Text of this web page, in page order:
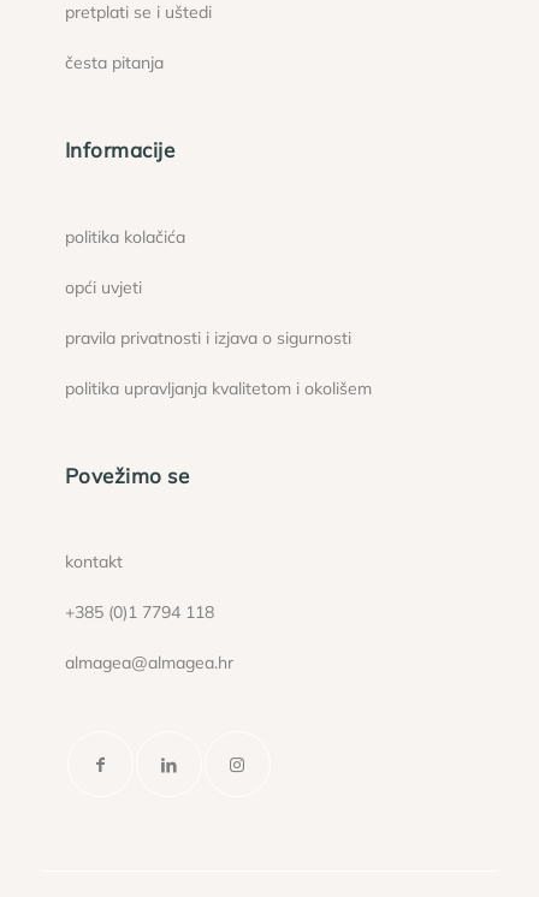
pretplati se i uštedi
česta pitanja
Informacije
politika kolačića
opći uvjeti
pravila privatnosti i izjava o sigurnosti
politika upravljanja kvalitetom i okolišem
Povežimo se
kontakt
+385 (0)1 7794 118
almagea@almagea.hr